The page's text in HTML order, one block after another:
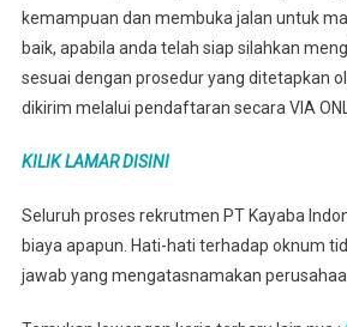
kemampuan dan membuka jalan untuk
baik, apabila anda telah siap silahkan
sesuai dengan prosedur yang ditetapkan
dikirim melalui pendaftaran secara VIA
KILIK LAMAR DISINI
Seluruh proses rekrutmen PT Kayaba
biaya apapun. Hati-hati terhadap oknum
jawab yang mengatasnamakan